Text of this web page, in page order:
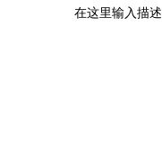
在这里输入描述